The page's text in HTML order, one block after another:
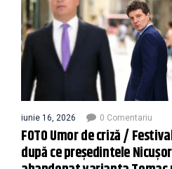
iunie 16, 2026 0 Comentariu
FOTO Umor de criză /
după ce președintele